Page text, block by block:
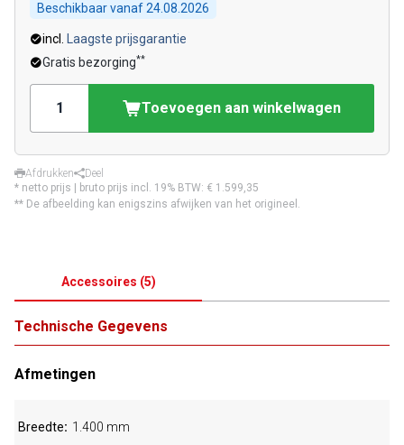
Beschikbaar vanaf24.08.2026
incl.
Laagste prijsgarantie
Gratis bezorging**
Toevoegen aan winkelwagen
Afdrukken
Deel
* netto prijs | bruto prijs incl. 19% BTW: € 1.599,35
** De afbeelding kan enigszins afwijken van het origineel.
Accessoires (5)
Technische Gegevens
Afmetingen
Breedte 1.400 mm